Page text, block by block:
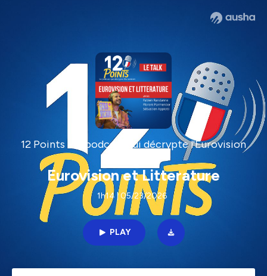
12 Points - le podcast qui décrypte l'Eurovision
Eurovision et Litterature
1h14 | 05/23/2026
PLAY